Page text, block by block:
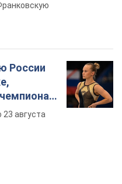
России
23 августа